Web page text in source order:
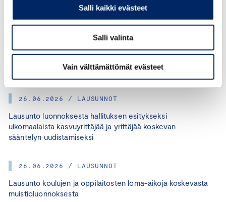
Salli kaikki evästeet
Salli valinta
Vain välttämättömät evästeet
26.06.2026 / LAUSUNNOT
Lausunto luonnoksesta hallituksen esitykseksi
ulkomaalaista kasvuyrittäjää ja yrittäjää koskevan
sääntelyn uudistamiseksi
26.06.2026 / LAUSUNNOT
Lausunto koulujen ja oppilaitosten loma-aikoja koskevasta
muistioluonnoksesta
JAA ARTIKKELI: